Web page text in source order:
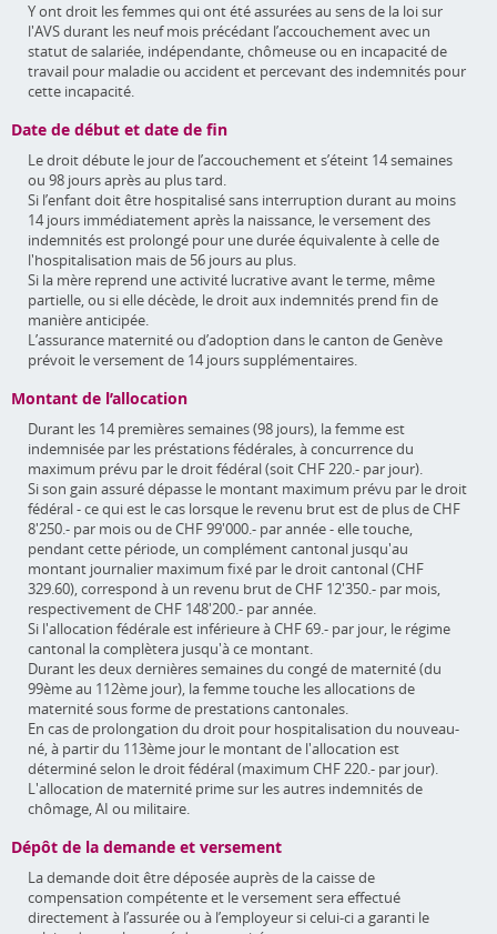
Y ont droit les femmes qui ont été assurées au sens de la loi sur
l'AVS durant les neuf mois précédant l’accouchement avec un
statut de salariée, indépendante, chômeuse ou en incapacité de
travail pour maladie ou accident et percevant des indemnités pour
cette incapacité.
Date de début et date de fin
Le droit débute le jour de l’accouchement et s’éteint 14 semaines
ou 98 jours après au plus tard.
Si l’enfant doit être hospitalisé sans interruption durant au moins
14 jours immédiatement après la naissance, le versement des
indemnités est prolongé pour une durée équivalente à celle de
l'hospitalisation mais de 56 jours au plus.
Si la mère reprend une activité lucrative avant le terme, même
partielle, ou si elle décède, le droit aux indemnités prend fin de
manière anticipée.
L’assurance maternité ou d’adoption dans le canton de Genève
prévoit le versement de 14 jours supplémentaires.
Montant de l’allocation
Durant les 14 premières semaines (98 jours), la femme est
indemnisée par les préstations fédérales, à concurrence du
maximum prévu par le droit fédéral (soit CHF 220.- par jour).
Si son gain assuré dépasse le montant maximum prévu par le droit
fédéral - ce qui est le cas lorsque le revenu brut est de plus de CHF
8'250.- par mois ou de CHF 99'000.- par année - elle touche,
pendant cette période, un complément cantonal jusqu'au
montant journalier maximum fixé par le droit cantonal (CHF
329.60), correspond à un revenu brut de CHF 12'350.- par mois,
respectivement de CHF 148'200.- par année.
Si l'allocation fédérale est inférieure à CHF 69.- par jour, le régime
cantonal la complètera jusqu'à ce montant.
Durant les deux dernières semaines du congé de maternité (du
99ème au 112ème jour), la femme touche les allocations de
maternité sous forme de prestations cantonales.
En cas de prolongation du droit pour hospitalisation du nouveau-
né, à partir du 113ème jour le montant de l'allocation est
déterminé selon le droit fédéral (maximum CHF 220.- par jour).
L'allocation de maternité prime sur les autres indemnités de
chômage, AI ou militaire.
Dépôt de la demande et versement
La demande doit être déposée auprès de la caisse de
compensation compétente et le versement sera effectué
directement à l’assurée ou à l’employeur si celui-ci a garanti le